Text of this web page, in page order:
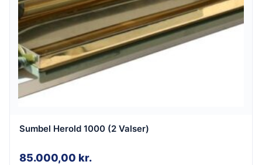
Sumbel Herold 1000 (2 Valser)
85.000,00 kr.